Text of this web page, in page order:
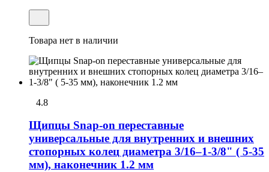
Товара нет в наличии
4.8
Щипцы Snap-on переставные
универсальные для внутренних и внешних
стопорных колец диаметра 3/16–1-3/8" ( 5-35
мм), наконечник 1.2 мм